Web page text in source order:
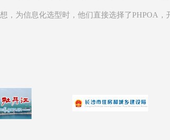
，为信息化选型时，他们直接选择了PHPOA，